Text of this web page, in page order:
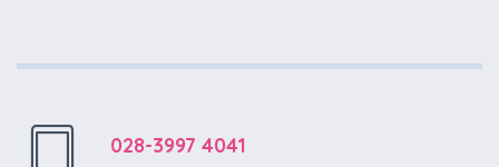
028-3997 4041